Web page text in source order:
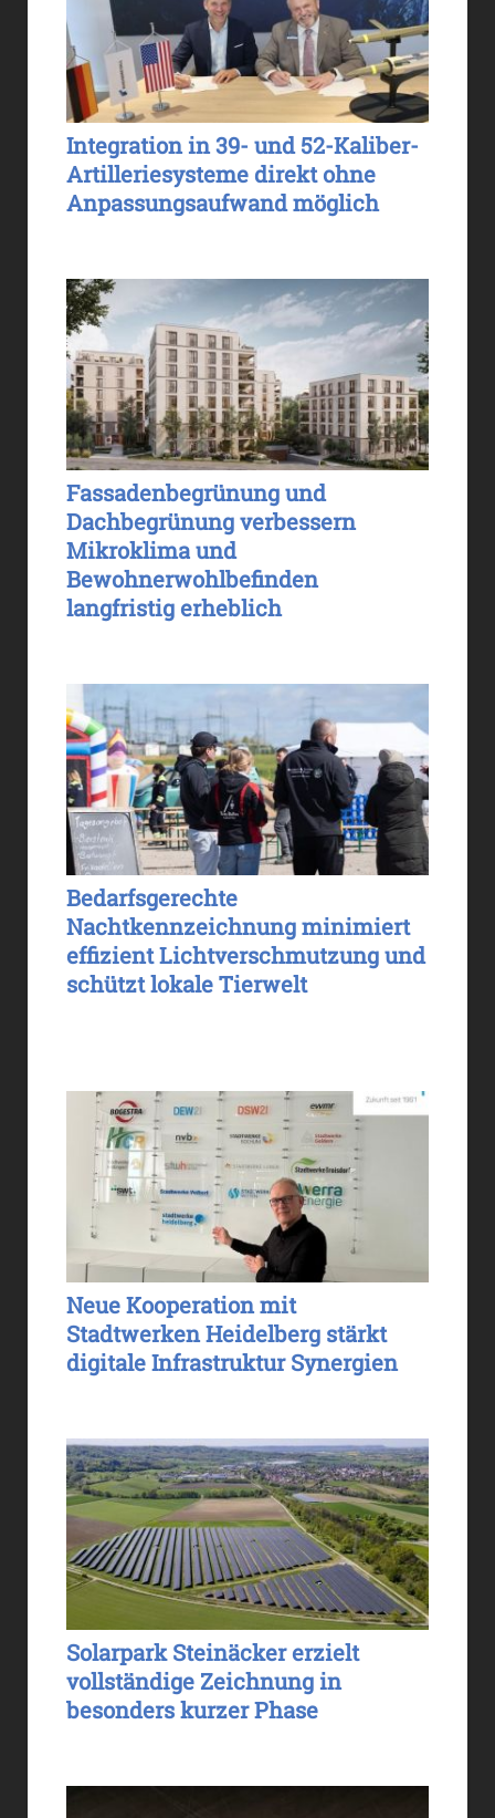
Integration in 39- und 52-Kaliber-
Artilleriesysteme direkt ohne
Anpassungsaufwand möglich
Fassadenbegrünung und
Dachbegrünung verbessern
Mikroklima und
Bewohnerwohlbefinden
langfristig erheblich
Bedarfsgerechte
Nachtkennzeichnung minimiert
effizient Lichtverschmutzung und
schützt lokale Tierwelt
Neue Kooperation mit
Stadtwerken Heidelberg stärkt
digitale Infrastruktur Synergien
Solarpark Steinäcker erzielt
vollständige Zeichnung in
besonders kurzer Phase